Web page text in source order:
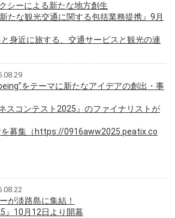
シーによる新たな地方創生
たな観光交通に関する包括業務提携』9月
身近に旅する、交通サービスと観光の連
をテーマに新たなアイデアの創出・事
ネスコンテスト2025』のファイナリストが
を募集（https://0916aww2025.peatix.co
が淡路島に集結！
』10月12日より開幕